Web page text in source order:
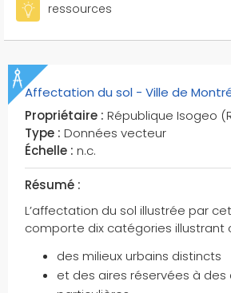
ressources
Affectation du sol - Ville de
Propriétaire : République Isogeo
Type : Données vecteur
Échelle : n.c.
Résumé :
L’affectation du sol illustrée par
comporte dix catégories illustrant
des milieux urbains distincts
et des aires réservées à des